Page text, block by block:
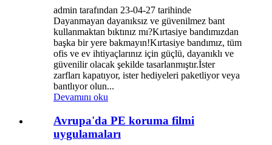
admin tarafından 23-04-27 tarihinde
Dayanmayan dayanıksız ve güvenilmez bant
kullanmaktan bıktınız mı?Kırtasiye bandımızdan
başka bir yere bakmayın!Kırtasiye bandımız, tüm
ofis ve ev ihtiyaçlarınız için güçlü, dayanıklı ve
güvenilir olacak şekilde tasarlanmıştır.İster
zarfları kapatıyor, ister hediyeleri paketliyor veya
bantlıyor olun...
Devamını oku
Avrupa'da PE koruma filmi
uygulamaları